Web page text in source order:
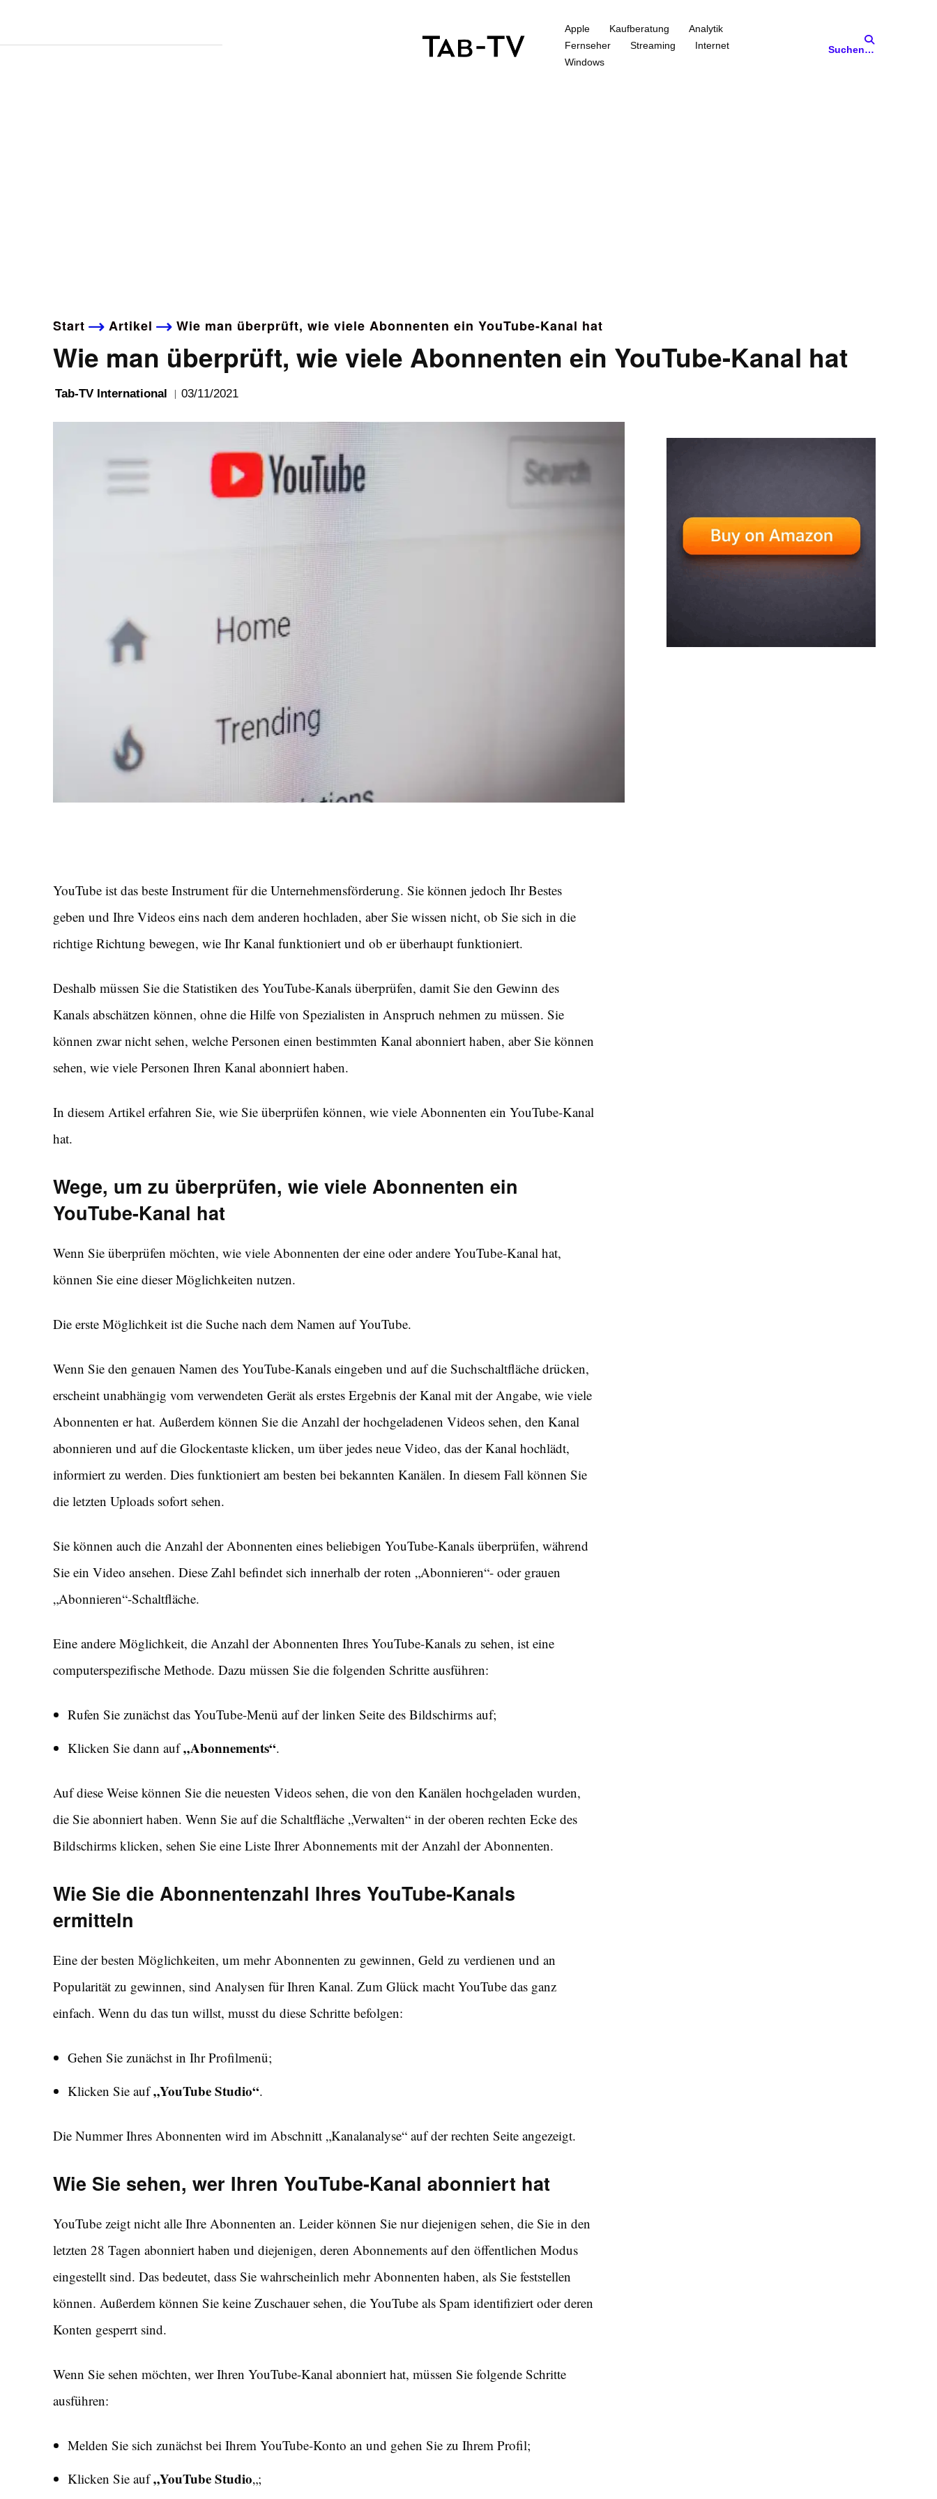
Apple Kaufberatung
Analytik
Fernseher
Streaming
Internet
Windows
Suchen…
Start Artikel Wie man überprüft, wie viele Abonnenten ein YouTube-Kanal hat
Wie man überprüft, wie viele Abonnenten ein YouTube-Kanal hat
Tab-TV International 03/11/2021
YouTube ist das beste Instrument für die Unternehmensförderung. Sie können jedoch Ihr Bestes
geben und Ihre Videos eins nach dem anderen hochladen, aber Sie wissen nicht, ob Sie sich in die
richtige Richtung bewegen, wie Ihr Kanal funktioniert und ob er überhaupt funktioniert.
Deshalb müssen Sie die Statistiken des YouTube-Kanals überprüfen, damit Sie den Gewinn des
Kanals abschätzen können, ohne die Hilfe von Spezialisten in Anspruch nehmen zu müssen. Sie
können zwar nicht sehen, welche Personen einen bestimmten Kanal abonniert haben, aber Sie können
sehen, wie viele Personen Ihren Kanal abonniert haben.
In diesem Artikel erfahren Sie, wie Sie überprüfen können, wie viele Abonnenten ein YouTube-Kanal
hat.
Wege, um zu überprüfen, wie viele Abonnenten ein
YouTube-Kanal hat
Wenn Sie überprüfen möchten, wie viele Abonnenten der eine oder andere YouTube-Kanal hat,
können Sie eine dieser Möglichkeiten nutzen.
Die erste Möglichkeit ist die Suche nach dem Namen auf YouTube.
Wenn Sie den genauen Namen des YouTube-Kanals eingeben und auf die Suchschaltfläche drücken,
erscheint unabhängig vom verwendeten Gerät als erstes Ergebnis der Kanal mit der Angabe, wie viele
Abonnenten er hat. Außerdem können Sie die Anzahl der hochgeladenen Videos sehen, den Kanal
abonnieren und auf die Glockentaste klicken, um über jedes neue Video, das der Kanal hochlädt,
informiert zu werden. Dies funktioniert am besten bei bekannten Kanälen. In diesem Fall können Sie
die letzten Uploads sofort sehen.
Sie können auch die Anzahl der Abonnenten eines beliebigen YouTube-Kanals überprüfen, während
Sie ein Video ansehen. Diese Zahl befindet sich innerhalb der roten „Abonnieren“- oder grauen
„Abonnieren“-Schaltfläche.
Eine andere Möglichkeit, die Anzahl der Abonnenten Ihres YouTube-Kanals zu sehen, ist eine
computerspezifische Methode. Dazu müssen Sie die folgenden Schritte ausführen:
Rufen Sie zunächst das YouTube-Menü auf der linken Seite des Bildschirms auf;
Klicken Sie dann auf„Abonnements“.
Auf diese Weise können Sie die neuesten Videos sehen, die von den Kanälen hochgeladen wurden,
die Sie abonniert haben. Wenn Sie auf die Schaltfläche „Verwalten“ in der oberen rechten Ecke des
Bildschirms klicken, sehen Sie eine Liste Ihrer Abonnements mit der Anzahl der Abonnenten.
Wie Sie die Abonnentenzahl Ihres YouTube-Kanals
ermitteln
Eine der besten Möglichkeiten, um mehr Abonnenten zu gewinnen, Geld zu verdienen und an
Popularität zu gewinnen, sind Analysen für Ihren Kanal. Zum Glück macht YouTube das ganz
einfach. Wenn du das tun willst, musst du diese Schritte befolgen:
Gehen Sie zunächst in Ihr Profilmenü;
Klicken Sie auf„YouTube Studio“.
Die Nummer Ihres Abonnenten wird im Abschnitt „Kanalanalyse“ auf der rechten Seite angezeigt.
Wie Sie sehen, wer Ihren YouTube-Kanal abonniert hat
YouTube zeigt nicht alle Ihre Abonnenten an. Leider können Sie nur diejenigen sehen, die Sie in den
letzten 28 Tagen abonniert haben und diejenigen, deren Abonnements auf den öffentlichen Modus
eingestellt sind. Das bedeutet, dass Sie wahrscheinlich mehr Abonnenten haben, als Sie feststellen
können. Außerdem können Sie keine Zuschauer sehen, die YouTube als Spam identifiziert oder deren
Konten gesperrt sind.
Wenn Sie sehen möchten, wer Ihren YouTube-Kanal abonniert hat, müssen Sie folgende Schritte
ausführen:
Melden Sie sich zunächst bei Ihrem YouTube-Konto an und gehen Sie zu Ihrem Profil;
Klicken Sie auf„YouTube Studio„;